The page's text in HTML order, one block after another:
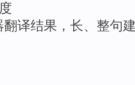
翻译结果，长、整句